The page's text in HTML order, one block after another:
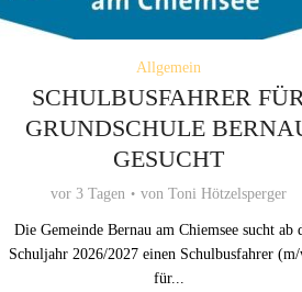
Allgemein
SCHULBUSFAHRER
GRUNDSCHULE
GESUCHT
vor 3 Tagen von Toni Hötzelsperger
Die Gemeinde Bernau am Chiemsee sucht ab
Schuljahr 2026/2027 einen Schulbusfahrer
für...